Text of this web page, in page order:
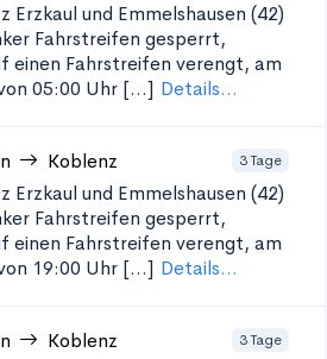
Erzkaul und Emmelshausen (42)
Fahrstreifen gesperrt,
einen Fahrstreifen verengt, am
05:00 Uhr [...] Details...
Koblenz 3 Tage
Erzkaul und Emmelshausen (42)
Fahrstreifen gesperrt,
einen Fahrstreifen verengt, am
19:00 Uhr [...] Details...
Koblenz 3 Tage